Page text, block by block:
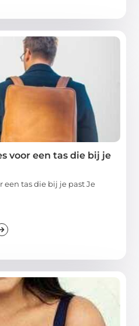
voor een tas die bij je
een tas die bij je past Je